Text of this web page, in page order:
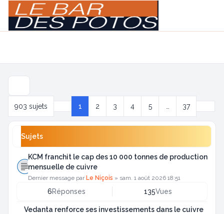
903 sujets
Page 1sur 37
1 2 3 4 5 37
Sujets
KCM franchit le cap des 10 000 tonnes de production
mensuelle de cuivre
Dernier message par Le Niçois » sam. 1 août 2026 18:51
6Réponses 135Vues
Vedanta renforce ses investissements dans le cuivre